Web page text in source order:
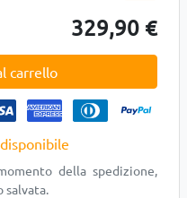
329,90 €
carrello
della spedizione,
salvata.